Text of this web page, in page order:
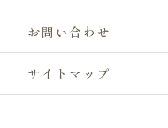
お問い合わせ
サイトマップ